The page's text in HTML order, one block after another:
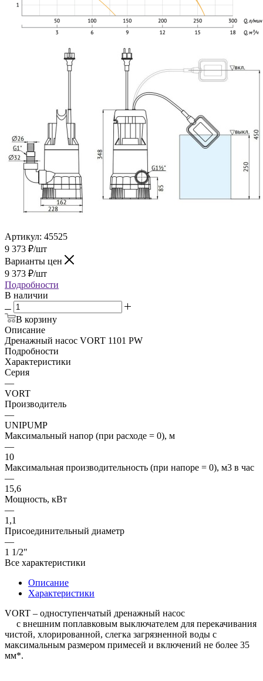
Артикул: 45525
9 373 ₽/шт
Варианты цен
9 373 ₽/шт
Подробности
В наличии
В корзину
Описание
Дренажный насос VORT 1101 PW
Подробности
Характеристики
Серия
—
VORT
Производитель
—
UNIPUMP
Максимальный напор (при расходе = 0), м
—
10
Максимальная производительность (при напоре = 0), м3 в час
—
15,6
Мощность, кВт
—
1,1
Присоединительный диаметр
—
1 1/2"
Все характеристики
Описание
Характеристики
VORT – одноступенчатый дренажный насос
с внешним поплавковым выключателем для перекачивания
чистой, хлорированной, слегка загрязненной воды с
максимальным размером примесей и включений не более 35
мм*.